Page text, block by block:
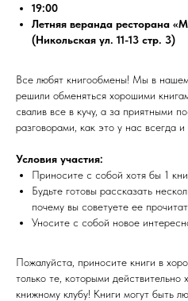
19:00
Летняя веранда ресторана
(Никольская ул. 11-13 стр. 3)
Все любят книгообмены! Мы в
решили обменяться хорошими
свалив все в кучу, а за приятными
разговорами, как это у нас всегда и
Условия участия:
Приносите с собой хотя бы 1
Будьте готовы рассказать
почему вы советуете ее
Уносите с собой новое
Пожалуйста, приносите книги в
только те, которыми действительно
книжному клубу! Книги могут быть